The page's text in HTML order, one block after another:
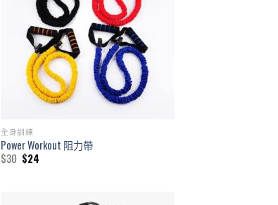
全身訓練
Power Workout 阻力帶
$30 Original
price
$24